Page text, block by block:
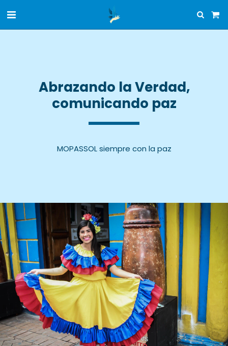
Abrazando la Verdad,
comunicando paz
MOPASSOL siempre con la paz